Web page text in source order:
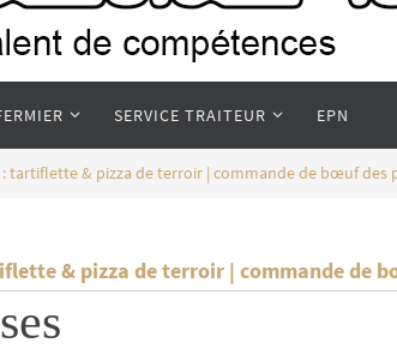
SERVICE TRAITEUR EPN
tartiflette & pizza de terroir | commande de bœuf des
& pizza de terroir | commande de